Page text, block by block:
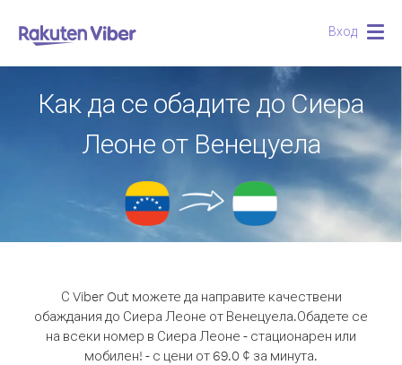
Вход
Как да се обадите до Сиера
Леоне от Венецуела
С Viber Out можете да направите качествени
обаждания до Сиера Леоне от Венецуела.Обадете се
на всеки номер в Сиера Леоне - стационарен или
мобилен! - с цени от 69.0 ¢ за минута.